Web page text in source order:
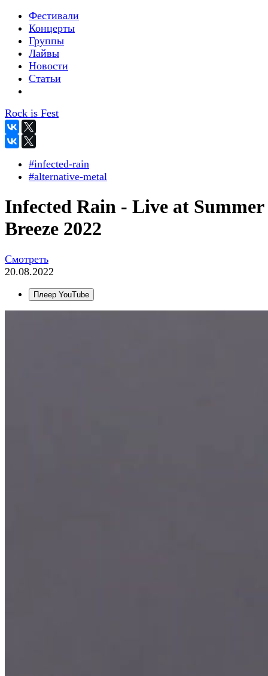
Фестивали
Концерты
Группы
Лайвы
Новости
Статьи
Rock is Fest
#infected-rain
#alternative-metal
Infected Rain - Live at Summer
Breeze 2022
Смотреть
20.08.2022
Плеер YouTube